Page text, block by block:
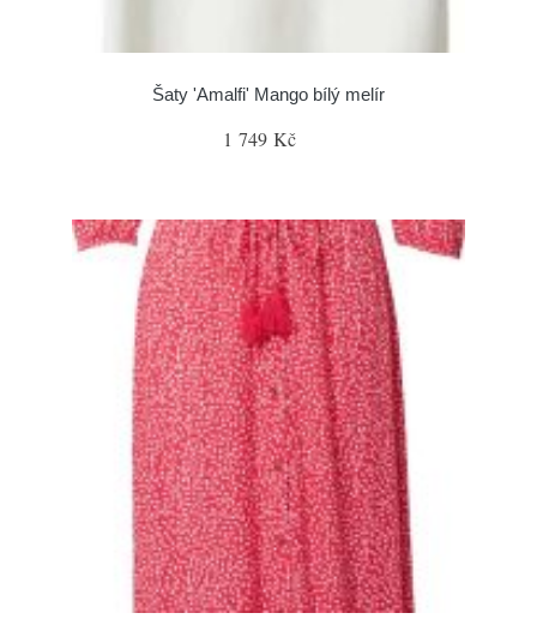
Šaty 'Amalfi' Mango bílý melír
1 749 Kč